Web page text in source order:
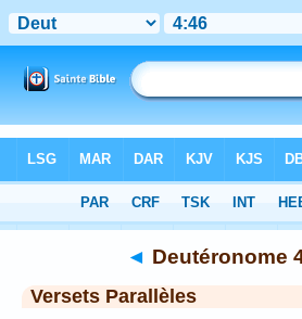
>Chapitre 4 > Verset 46
◄ Deutéronome
Versets Parallèles